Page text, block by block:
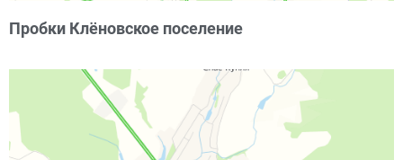
Пробки Клёновское поселение